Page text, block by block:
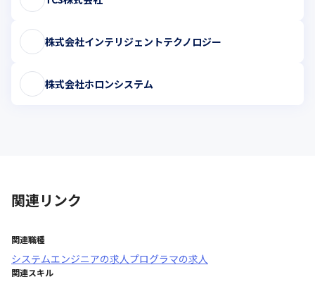
株式会社インテリジェントテクノロジー
株式会社ホロンシステム
関連リンク
関連職種
システムエンジニアの求人プログラマの求人
関連スキル